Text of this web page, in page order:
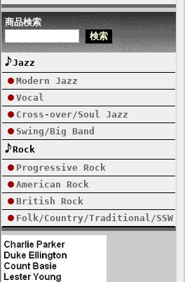
商品検索
Jazz
Modern Jazz
Vocal
Cross-over/Soul Jazz
Swing/Big Band
Rock
Progressive Rock
American Rock
British Rock
Folk/Country/Traditional/SSW